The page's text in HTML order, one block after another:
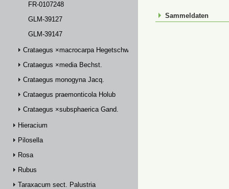
FR-0107248
GLM-39127
GLM-39147
Crataegus ×macrocarpa Hegetschw.
Crataegus ×media Bechst.
Crataegus monogyna Jacq.
Crataegus praemonticola Holub
Crataegus ×subsphaerica Gand.
Hieracium
Pilosella
Rosa
Rubus
Taraxacum sect. Palustria
Sammeldaten